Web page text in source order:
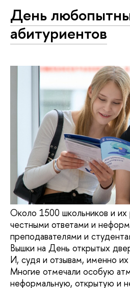
День
абитуриентов
Около 1500 школьников и их
честными ответами и
преподавателями и
Вышки на День открытых
И, судя и отзывам, именно
Многие отмечали особую
неформальную, открытую и